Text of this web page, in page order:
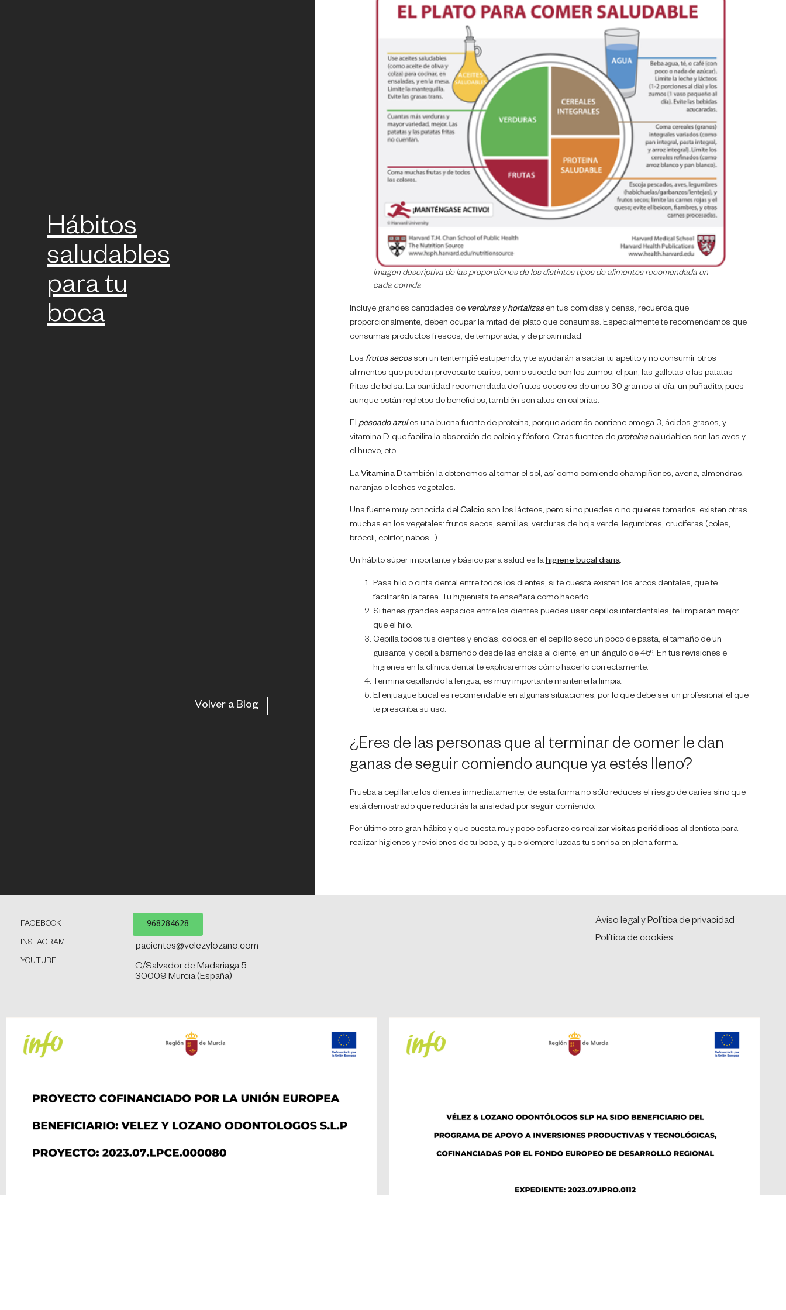
Hábitos
saludables
para tu
boca
Volver a Blog
Imagen descriptiva de las proporciones de los distintos tipos de alimentos recomendada en
cada comida
Incluye grandes cantidades de verduras y hortalizasen tus comidas y cenas, recuerda que
proporcionalmente, deben ocupar la mitad del plato que consumas. Especialmente te recomendamos que
consumas productos frescos, de temporada, y de proximidad.
Los frutos secosson un tentempié estupendo, y te ayudarán a saciar tu apetito y no consumir otros
alimentos que puedan provocarte caries, como sucede con los zumos, el pan, las galletas o las patatas
fritas de bolsa. La cantidad recomendada de frutos secos es de unos 30 gramos al día, un puñadito, pues
aunque están repletos de beneficios, también son altos en calorías.
El pescado azules una buena fuente de proteína, porque además contiene omega 3, ácidos grasos, y
vitamina D, que facilita la absorción de calcio y fósforo. Otras fuentes deproteínasaludables son las aves y
el huevo, etc.
La Vitamina D también la obtenemos al tomar el sol, así como comiendo champiñones, avena, almendras,
naranjas o leches vegetales.
Una fuente muy conocida del Calcio son los lácteos, pero si no puedes o no quieres tomarlos, existen otras
muchas en los vegetales: frutos secos, semillas, verduras de hoja verde, legumbres, crucíferas (coles,
brócoli, coliflor, nabos…).
Un hábito súper importante y básico para salud es lahigienebucal diaria:
Pasa hilo o cinta dental entre todos los dientes, si te cuesta existen los arcos dentales, que te
facilitarán la tarea. Tu higienista te enseñará como hacerlo.
Si tienes grandes espacios entre los dientes puedes usar cepillos interdentales, te limpiarán mejor
que el hilo.
Cepilla todos tus dientes y encías, coloca en el cepillo seco un poco de pasta, el tamaño de un
guisante, y cepilla barriendo desde las encías al diente, en un ángulo de 45º. En tus revisiones e
higienes en la clínica dental te explicaremos cómo hacerlo correctamente.
Termina cepillando la lengua, es muy importante mantenerla limpia.
El enjuague bucal es recomendable en algunas situaciones, por lo que debe ser un profesional el que
te prescriba su uso.
¿Eres de las personas que al terminar de comer le dan
ganas de seguir comiendo aunque ya estés lleno?
Prueba a cepillarte los dientes inmediatamente, de esta forma no sólo reduces el riesgo de caries sino que
está demostrado que reducirás la ansiedad por seguir comiendo.
Por último otro gran hábito y que cuesta muy poco esfuerzo es realizarvisitas periódicasal dentista para
realizar higienes y revisiones de tu boca, y que siempre luzcas tu sonrisa en plena forma.
FACEBOOK
INSTAGRAM
YOUTUBE
968284628
pacientes@velezylozano.com
C/Salvador de Madariaga 5
30009 Murcia (España)
Aviso legal y Política de privacidad
Política de cookies